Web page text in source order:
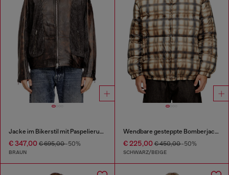
Jacke im Bikerstil mit Paspelierung aus Leder und Denim
€ 347,00 € 695,00-50%
BRAUN
Wendbare gesteppte Bomberjacke
€ 225,00€ 450,00-50%
SCHWARZ/BEIGE